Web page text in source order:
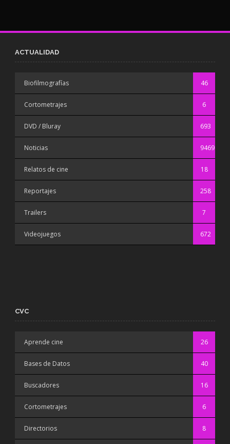
ACTUALIDAD
Biofilmografías 46
Cortometrajes 6
DVD / Bluray 693
Noticias 9469
Relatos de cine 18
Reportajes 258
Trailers 7
Videojuegos 672
CVC
Aprende cine 26
Bases de Datos 40
Buscadores 16
Cortometrajes 6
Directorios 8